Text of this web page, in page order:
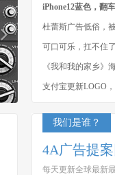
iPhone12蓝色，翻
杜蕾斯广告低俗，
可口可乐，扛不住
《我和我的家乡》
支付宝更新LOGO
我们是谁？
4A广告提案
每天更新全球最新